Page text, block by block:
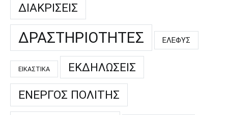
ΔΙΑΚΡΊΣΕΙΣ
ΔΡΑΣΤΗΡΙΌΤΗΤΕΣ ΕΛΕΦΥΣ
ΕΙΚΑΣΤΙΚΆ ΕΚΔΗΛΏΣΕΙΣ
ΕΝΕΡΓΌΣ ΠΟΛΊΤΗΣ